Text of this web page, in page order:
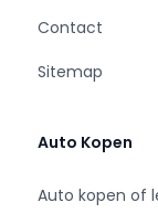
Contact
Sitemap
Auto Kopen
Auto kopen of